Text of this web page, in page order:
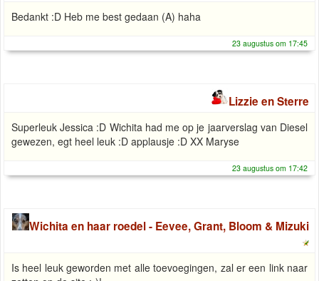
Bedankt :D Heb me best gedaan (A) haha
23 augustus om 17:45
Lizzie en Sterre
Superleuk Jessica :D Wichita had me op je jaarverslag van Diesel
gewezen, egt heel leuk :D applausje :D XX Maryse
23 augustus om 17:42
Wichita en haar roedel - Eevee, Grant, Bloom & Mizuki
Is heel leuk geworden met alle toevoegingen, zal er een link naar